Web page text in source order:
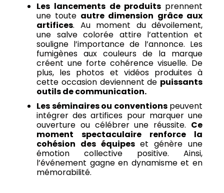
Les lancements de produits prennent
une toute autre dimension grâce aux
artifices. Au moment du dévoilement,
une salve colorée attire l’attention et
souligne l’importance de l’annonce. Les
fumigènes aux couleurs de la marque
créent une forte cohérence visuelle. De
plus, les photos et vidéos produites à
cette occasion deviennent de puissants
outils de communication.
Les séminaires ou conventionspeuvent
intégrer des artifices pour marquer une
ouverture ou célébrer une réussite. Ce
moment spectaculaire renforce la
cohésion des équipeset génère une
émotion collective positive. Ainsi,
l’événement gagne en dynamisme et en
mémorabilité.